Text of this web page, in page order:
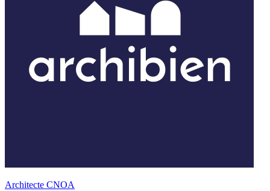
Architecte CNOA